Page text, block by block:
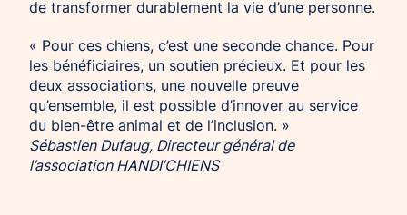
de transformer durablement la vie d’une personne.
« Pour ces chiens, c’est une seconde chance. Pour
les bénéficiaires, un soutien précieux. Et pour les
deux associations, une nouvelle preuve
qu’ensemble, il est possible d’innover au service
du bien-être animal et de l’inclusion. »
Sébastien Dufaug, Directeur général de
l’association HANDI’CHIENS